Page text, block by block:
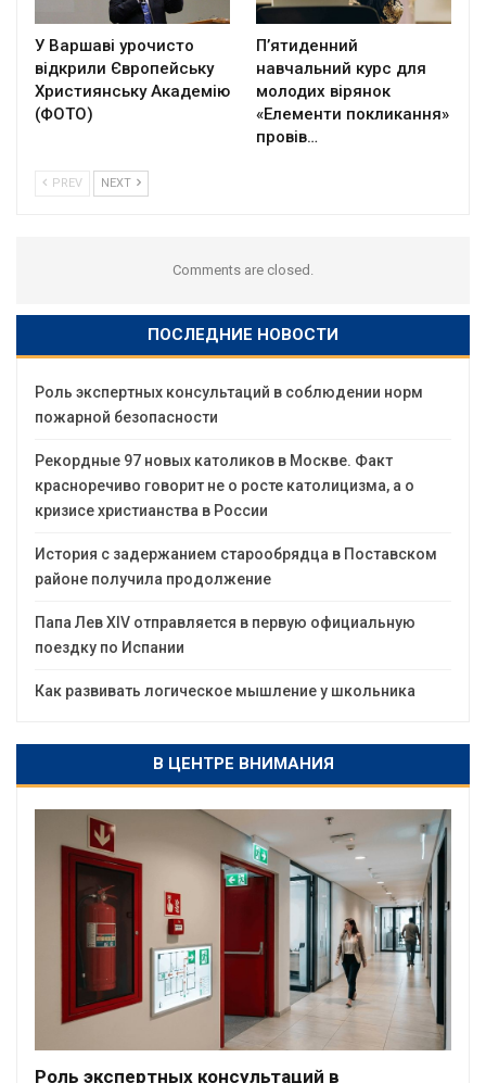
У Варшаві урочисто
відкрили Європейську
Християнську Академію
(ФОТО)
П’ятиденний
навчальний курс для
молодих вірянок
«Елементи покликання»
провів…
PREV NEXT
Comments are closed.
ПОСЛЕДНИЕ НОВОСТИ
Роль экспертных консультаций в соблюдении норм
пожарной безопасности
Рекордные 97 новых католиков в Москве. Факт
красноречиво говорит не о росте католицизма, а о
кризисе христианства в России
История с задержанием старообрядца в Поставском
районе получила продолжение
Папа Лев XIV отправляется в первую официальную
поездку по Испании
Как развивать логическое мышление у школьника
В ЦЕНТРЕ ВНИМАНИЯ
Роль экспертных консультаций в